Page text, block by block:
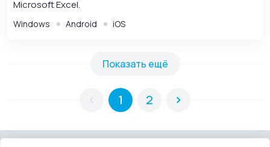
Microsoft Excel.
Windows Android iOS
1 2
Показать ещё